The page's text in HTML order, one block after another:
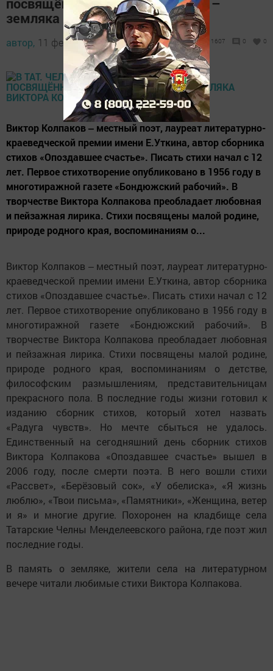
земляка Виктора Колпакова
автор, 11 февраля 2017 - 17:54 1607 0 0
Виктор Колпаков ‒ местный поэт, лауреат литературно-
краеведческой премии имени Е.Уткина, автор сборника
стихов «Опоздавшее счастье». Писать стихи начал с 12
лет. Первое стихотворение опубликовано в 1956 году в
многотиражной газете «Бондюжский рабочий». В
творчестве Виктора Колпакова преобладает любовная
и пейзажная лирика. Стихи посвящены малой родине,
природе родного края, воспоминаниям о...
Виктор Колпаков ‒ местный поэт, лауреат литературно-
краеведческой премии имени Е.Уткина, автор сборника
стихов «Опоздавшее счастье». Писать стихи начал с 12
лет. Первое стихотворение опубликовано в 1956 году в
многотиражной газете «Бондюжский рабочий». В
творчестве Виктора Колпакова преобладает любовная
и пейзажная лирика. Стихи посвящены малой родине,
природе родного края, воспоминаниям о детстве,
философским размышлениям, представительницам
прекрасного пола. В последние годы жизни готовил к
изданию сборник стихов, который хотел назвать
«Радуга чувств». Но мечте сбыться не удалось.
Единственный на сегодняшний день сборник стихов
Виктора Колпакова «Опоздавшее счастье» вышел в
2006 году, после смерти поэта. В него вошли стихи
«Рассвет», «Берёзовый сок», «У обелиска», «Я жизнь
люблю», «Твои письма», «Памятники», «Женщина, ветер
и я» и многие другие. Похоронен на кладбище села
Татарские Челны Менделеевского района, где поэт жил
последние годы.
В память о земляке, жители села на литературном
вечере читали любимые стихи Виктора Колпакова.